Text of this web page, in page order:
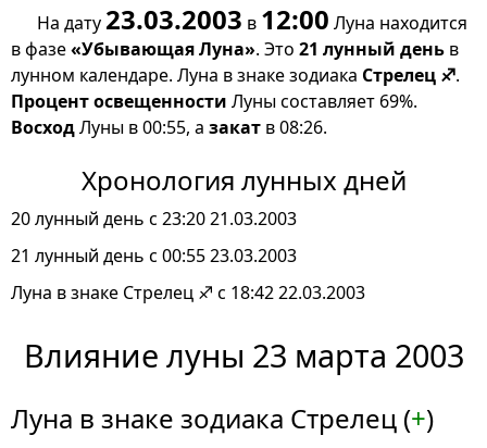
На дату 23.03.2003 в 12:00 Луна находится
в фазе«Убывающая Луна». Это 21 лунный день в
лунном календаре. Луна в знаке зодиака Стрелец ♐.
Процент освещенности Луны составляет 69%.
ВосходЛуны в 00:55, а закат в 08:26.
Хронология лунных дней
20 лунный день с 23:20 21.03.2003
21 лунный день с 00:55 23.03.2003
Луна в знаке Стрелец ♐ с 18:42 22.03.2003
Влияние луны 23 марта 2003
Луна в знаке зодиака Стрелец (+)